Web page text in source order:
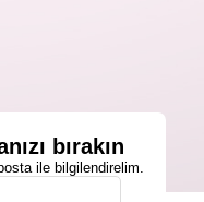
bırakın
ile bilgilendirelim.